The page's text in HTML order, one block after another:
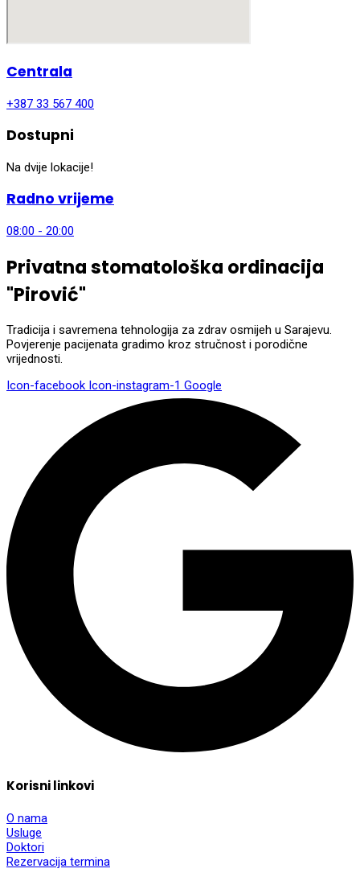
Centrala
+387 33 567 400
Dostupni
Na dvije lokacije!
Radno vrijeme
08:00 - 20:00
Privatna stomatološka ordinacija
"Pirović"
Tradicija i savremena tehnologija za zdrav osmijeh u Sarajevu.
Povjerenje pacijenata gradimo kroz stručnost i porodične
vrijednosti.
Icon-facebook Icon-instagram-1 Google
Korisni linkovi
O nama
Usluge
Doktori
Rezervacija termina